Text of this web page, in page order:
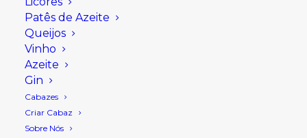
Patês de Azeite
Queijos
Vinho
Azeite
Gin
Cabazes
Criar Cabaz
Sobre Nós